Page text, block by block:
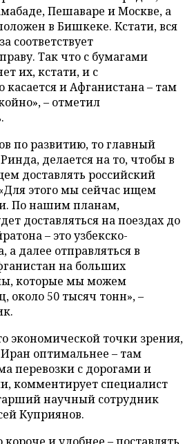
Пешаваре и Москве, а
в Бишкеке. Кстати, вся
соответствует
Так что с бумагами
их, кстати, и с
касается и Афганистана – там
– отметил
по развитию, то главный
делается на то, чтобы в
доставлять российский
этого мы сейчас ищем
По нашим планам,
доставляться на поездах до
– это узбекско-
а далее отправляться в
на больших
которые мы можем
около 50 тысяч тонн», –
экономической точки зрения,
оптимальнее – там
перевозки с дорогами и
комментирует специалист
научный сотрудник
Куприянов.